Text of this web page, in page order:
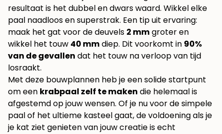
resultaat is het dubbel en dwars waard. Wikkel elke
paal naadloos en superstrak. Een tip uit ervaring:
maak het gat voor de deuvels 2 mmgroter en
wikkel het touw 40 mmdiep. Dit voorkomt in 90%
van de gevallen dat het touw na verloop van tijd
losraakt.
Met deze bouwplannen heb je een solide startpunt
om een krabpaal zelf te maken die helemaal is
afgestemd op jouw wensen. Of je nu voor de simpele
paal of het ultieme kasteel gaat, de voldoening als je
je kat ziet genieten van jouw creatie is echt